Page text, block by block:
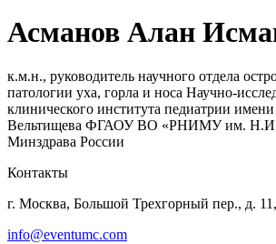
Асманов Алан
к.м.н., руководитель научного отдела
патологии уха, горла и носа Научно-
клинического института педиатрии
Вельтищева ФГАОУ ВО «РНИМУ им. Н.И.
Минздрава России
Контакты
г. Москва, Большой Трехгорный пер., д.
info@eventumc.com